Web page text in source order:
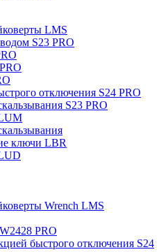
LMS
S23 PRO
отключения S24 PRO
S23 PRO
ключи LBR
Wrench LMS
PRO
быстрого отключения S24